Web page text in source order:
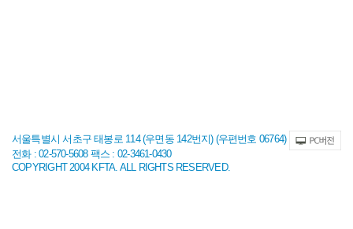
서울특별시 서초구 태봉로 114 (우면동 142번지) (우편번호 06764)
전화 : 02-570-5608 팩스 : 02-3461-0430
COPYRIGHT 2004 KFTA. ALL RIGHTS RESERVED.